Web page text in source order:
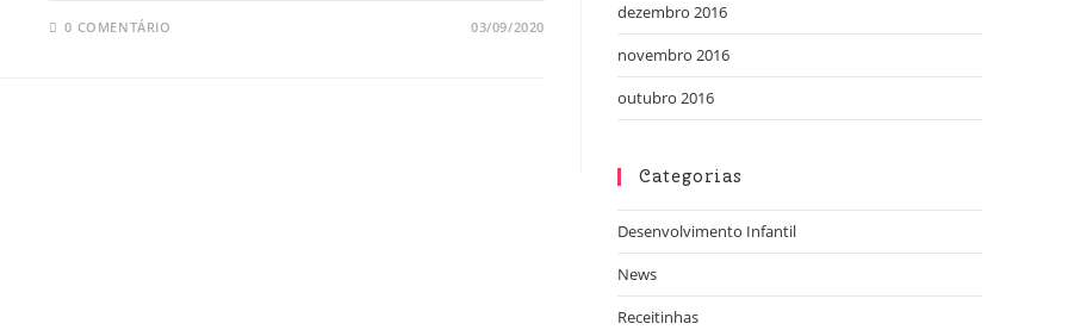
0 COMENTÁRIO 03/09/2020
dezembro 2016
novembro 2016
outubro 2016
Categorias
Desenvolvimento Infantil
News
Receitinhas